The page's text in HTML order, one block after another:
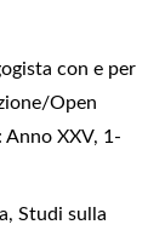
con e per
Open
Anno XXV, 1-
, Studi sulla